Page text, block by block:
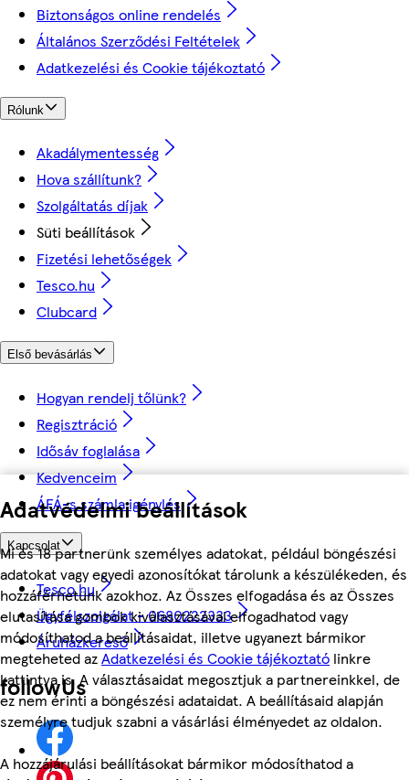
Adatvédelmi beállítások
Mi és 18 partnerünk személyes adatokat, például böngészési
adatokat vagy egyedi azonosítókat tárolunk a készülékeden, és
hozzáférhetünk azokhoz. Az Összes elfogadása és az Összes
elutasítása gombok kiválasztásával elfogadhatod vagy
módosíthatod a beállításaidat, illetve ugyanezt bármikor
megteheted azAdatkezelési és Cookie tájékoztató linkre
kattintva is. A választásaidat megosztjuk a partnereinkkel, de
ez nem érinti a böngészési adataidat. A beállításaid alapján
személyre tudjuk szabni a vásárlási élményedet az oldalon.
A hozzájárulási beállításokat bármikor módosíthatod a
Biztonságos online rendelés
Általános Szerződési Feltételek
Adatkezelési és Cookie tájékoztató
Rólunk
Akadálymentesség
Hova szállítunk?
Szolgáltatás díjak
Süti beállítások
Fizetési lehetőségek
Tesco.hu
Clubcard
Első bevásárlás
Hogyan rendelj tőlünk?
Regisztráció
Idősáv foglalása
Kedvenceim
ÁFÁ-s számla igénylés
Kapcsolat
Tesco.hu
Ügyfélszolgálat - 0680222333
Áruházkereső
followUs